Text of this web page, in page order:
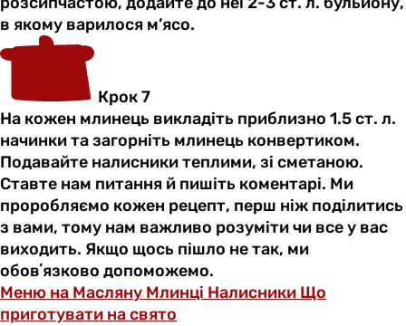
в якому варилося м’ясо.
Крок 7
На кожен млинець викладіть приблизно 1.5 ст. л.
начинки та загорніть млинець конвертиком.
Подавайте налисники теплими, зі сметаною.
Ставте нам питання й пишіть коментарі. Ми
проробляємо кожен рецепт, перш ніж поділитись
з вами, тому нам важливо розуміти чи все у вас
виходить. Якщо щось пішло не так, ми
обовʼязково допоможемо.
Меню на Масляну Млинці Налисники Що
приготувати на свято